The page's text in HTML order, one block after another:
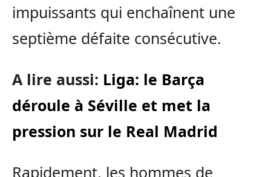
impuissants qui enchaînent une
septième défaite consécutive.
A lire aussi: Liga: le Barça
déroule à Séville et met la
pression sur le Real Madrid
Rapidement, les hommes de